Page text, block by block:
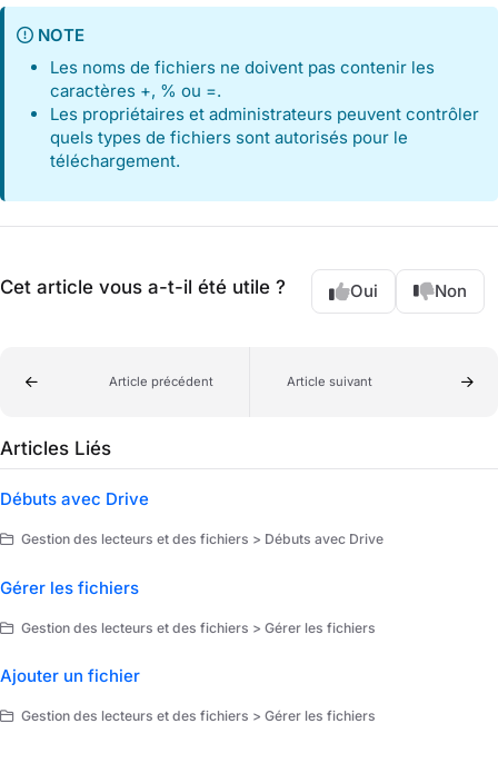
NOTE
Les noms de fichiers ne doivent pas contenir les
caractères +, % ou =.
Les propriétaires et administrateurs peuvent contrôler
quels types de fichiers sont autorisés pour le
téléchargement.
Cet article vous a-t-il été utile ? Oui Non
Article précédent Article suivant
Articles Liés
Débuts avec Drive
Gestion des lecteurs et des fichiers > Débuts avec Drive
Gérer les fichiers
Gestion des lecteurs et des fichiers > Gérer les fichiers
Ajouter un fichier
Gestion des lecteurs et des fichiers > Gérer les fichiers